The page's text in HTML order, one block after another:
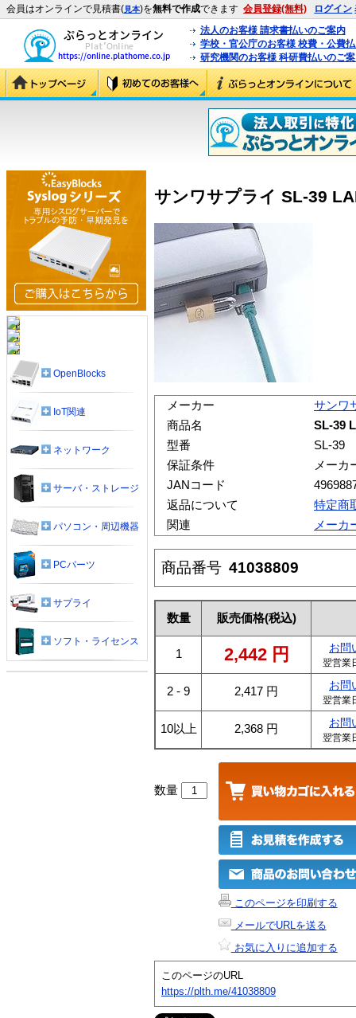
会員はオンラインで見積書(見本)を無料で作成できます 会員登録(無料) ログイン
法人のお客様 請求書払いのご案内
学校・官公庁のお客様 校費・公費
研究機関のお客様 科研費払いのご
サンワサプライ SL-39
メーカー
サンワ
商品名
SL-39
型番
SL-39
保証条件
メーカ
JANコード
返品について
特定商
関連
メーカ
商品番号 41038809
数量 販売価格(税込)
1 2,442 円 お問
翌営業
2 - 9 2,417 円 お問
翌営業
10以上 2,368 円 お問
翌営業
数量
このページを印刷する
メールでURLを送る
お気に入りに追加する
このページのURL
https://plth.me/41038809
OpenBlocks
IoT関連
ネットワーク
サーバ・ストレージ
パソコン・周辺機器
PCパーツ
サプライ
ソフト・ライセンス